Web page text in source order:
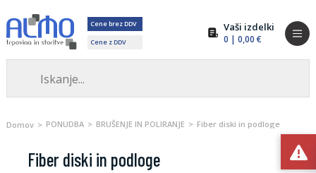
Cene brez DDV
Cene z DDV
Vaši izdelki
0 | 0,00 €
Domov PONUDBA BRUŠENJE IN POLIRANJE Fiber diski in podloge
Fiber diski in podloge